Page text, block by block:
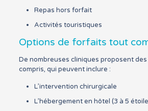
Repas hors forfait
Activités touristiques
Options de forfaits tout
De nombreuses cliniques proposent
compris, qui peuvent inclure :
L’intervention chirurgicale
L’hébergement en hôtel (3 à 5